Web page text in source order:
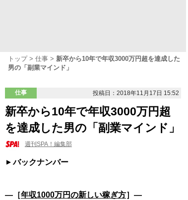
トップ 仕事
新卒から10年で年収3000万円超を達成した
男の「副業マインド」
仕事 投稿日：2018年11月17日 15:52
新卒から10年で年収3000万円超
を達成した男の「副業マインド」
週刊SPA！編集部
バックナンバー
―［年収1000万円の新しい稼ぎ方］―